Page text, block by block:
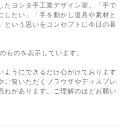
たヨシタ手工業デザイン室。「手で
したい」「手を動かし道具や素材と
という思いをコンセプトに今日の暮
ものを表示しています。
ようにできるだけ心がけております
ご覧いただくブラウザやディスプレ
れがあります。ご理解のほどお願い